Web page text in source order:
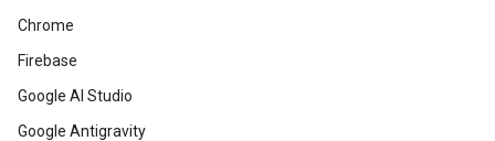
Chrome
Firebase
Google AI Studio
Google Antigravity